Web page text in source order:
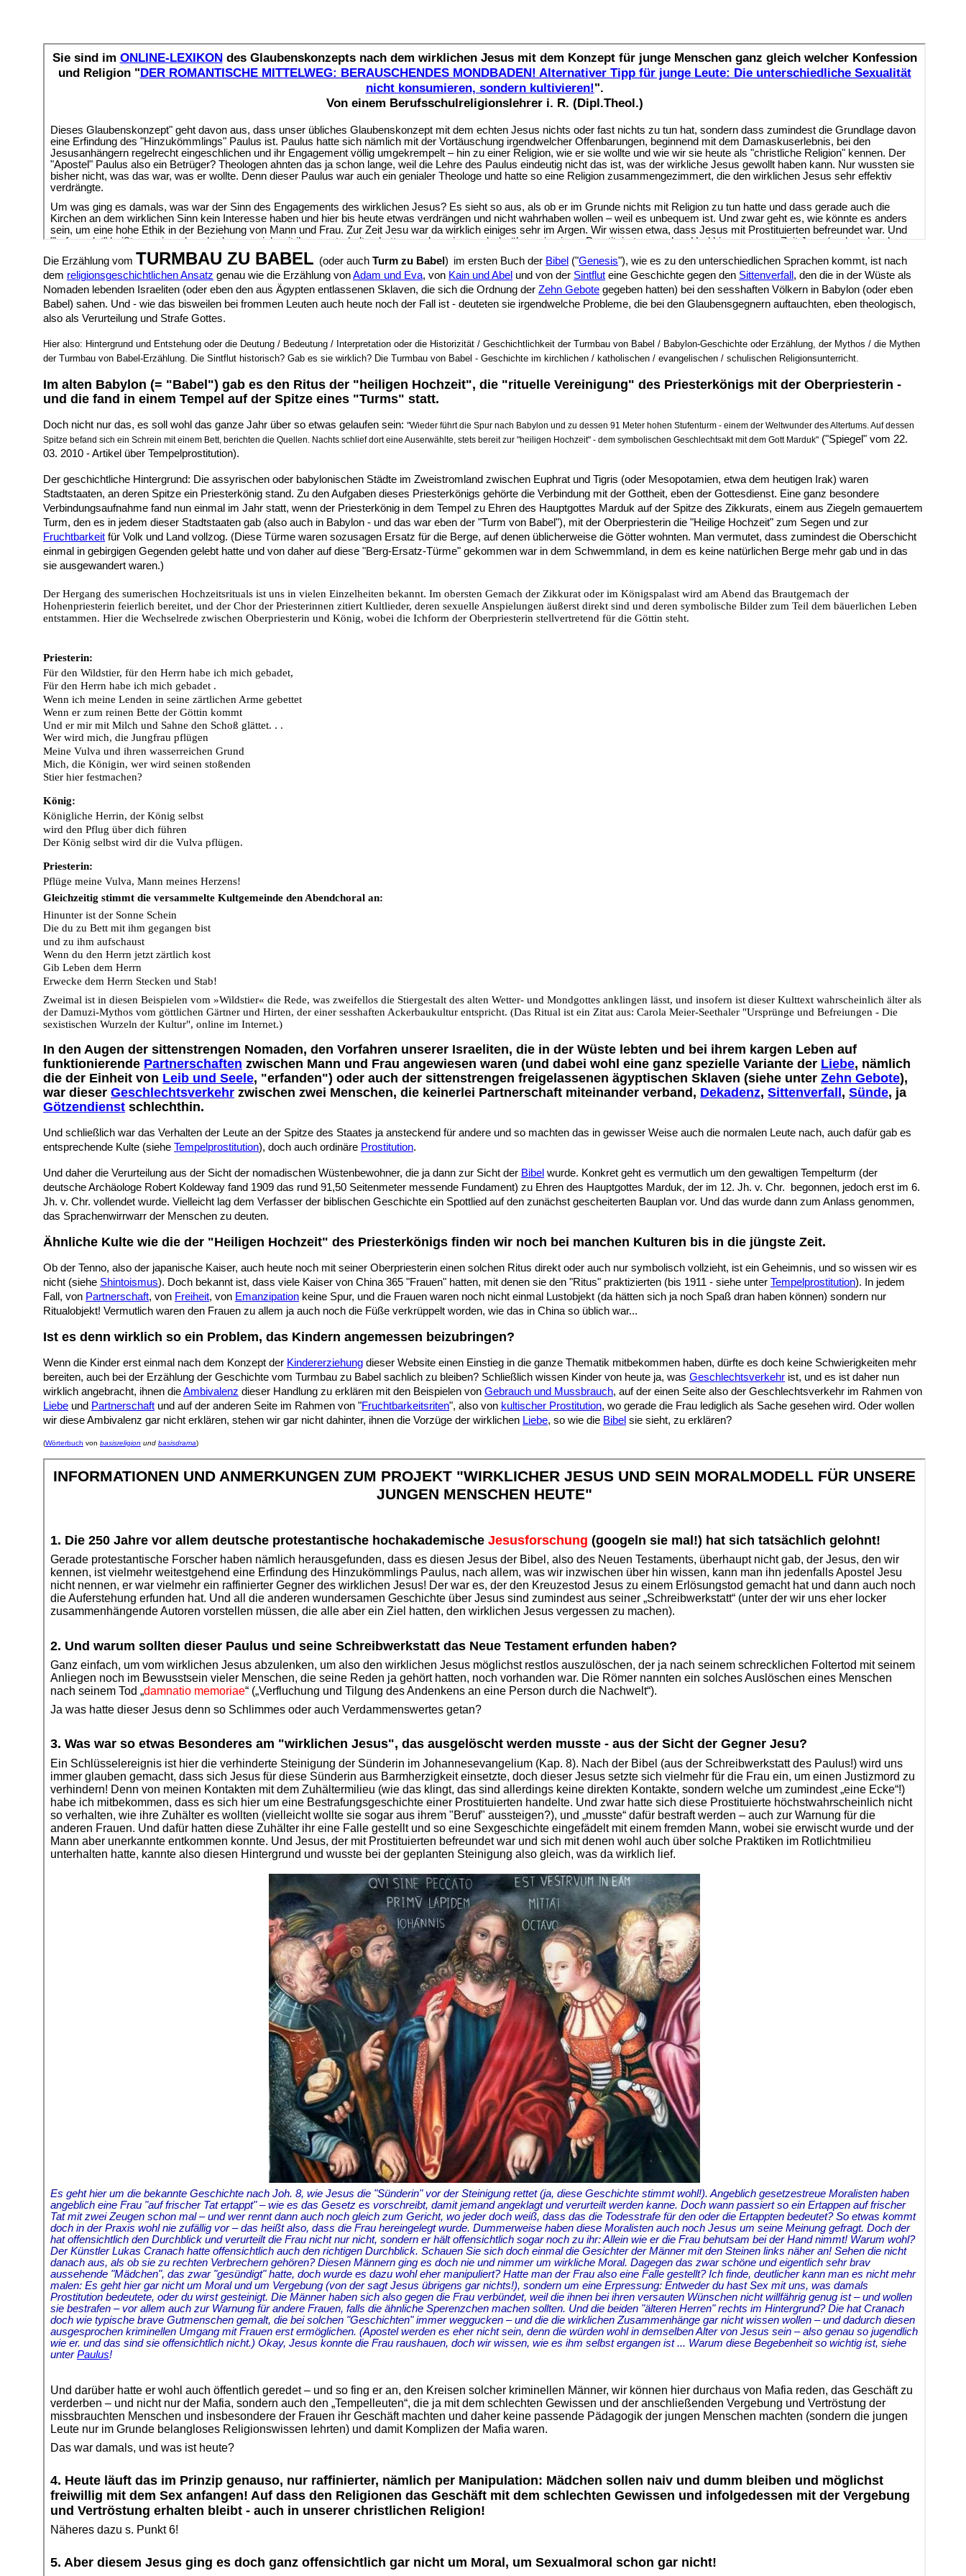
Die Erzählung vom TURMBAU ZU BABEL (oder auch Turm zu Babel ) im ersten Buch der Bibel ("Genesis"), wie es zu den unterschiedlichen Sprachen kommt, ist nach
dem religionsgeschichtlichen Ansatz genau wie die Erzählung vonAdam und Eva, von Kain und Abel und von der Sintflut eine Geschichte gegen den Sittenverfall , den die in der Wüste als
Nomaden lebenden Israeliten (oder eben den aus Ägypten entlassenen Sklaven, die sich die Ordnung der Zehn Gebote gegeben hatten) bei den sesshaften Völkern in Babylon (oder eben
Babel) sahen. Und - wie das bisweilen bei frommen Leuten auch heute noch der Fall ist - deuteten sie irgendwelche Probleme, die bei den Glaubensgegnern auftauchten, eben theologisch,
also als Verurteilung und Strafe Gottes.
Hier also: Hintergrund und Entstehung oder die Deutung / Bedeutung / Interpretation oder die Historizität / Geschichtlichkeit der Turmbau von Babel / Babylon-Geschichte oder Erzählung, der Mythos / die Mythen
der Turmbau von Babel -Erzählung. Die Sintflut historisch? Gab es sie wirklich? Die Turmbau von Babel - Geschichte im kirchlichen / katholischen / evangelischen / schulischen Religionsunterricht.
Im alten Babylon (= "Babel") gab es den Ritus der "heiligen Hochzeit", die "rituelle Vereinigung" des Priesterkönigs mit der Oberpriesterin -
und die fand in einem Tempel auf der Spitze eines "Turms" statt.
Doch nicht nur das, es soll wohl das ganze Jahr über so etwas gelaufen sein: "Wieder führt die Spur nach Babylon und zu dessen 91 Meter hohen Stufenturm - einem der Weltwunder des Altertums. Auf dessen
Spitze befand sich ein Schrein mit einem Bett, berichten die Quellen. Nachts schlief dort eine Auserwählte, stets bereit zur "heiligen Hochzeit" - dem symbolischen Geschlechtsakt mit dem Gott Marduk" ("Spiegel" vom 22.
03. 2010 - Artikel über Tempelprostitution).
Der geschichtliche Hintergrund: Die assyrischen oder babylonischen Städte im Zweistromland zwischen Euphrat und Tigris (oder Mesopotamien, etwa dem heutigen Irak) waren
Stadtstaaten, an deren Spitze ein Priesterkönig stand. Zu den Aufgaben dieses Priesterkönigs gehörte die Verbindung mit der Gottheit, eben der Gottesdienst. Eine ganz besondere
Verbindungsaufnahme fand nun einmal im Jahr statt, wenn der Priesterkönig in dem Tempel zu Ehren des Hauptgottes Marduk auf der Spitze des Zikkurats, einem aus Ziegeln gemauertem
Turm, den es in jedem dieser Stadtstaaten gab (also auch in Babylon - und das war eben der "Turm von Babel"), mit der Oberpriesterin die "Heilige Hochzeit" zum Segen und zur
Fruchtbarkeit für Volk und Land vollzog. (Diese Türme waren sozusagen Ersatz für die Berge, auf denen üblicherweise die Götter wohnten. Man vermutet, dass zumindest die Oberschicht
einmal in gebirgigen Gegenden gelebt hatte und von daher auf diese "Berg-Ersatz-Türme" gekommen war in dem Schwemmland, in dem es keine natürlichen Berge mehr gab und in das
sie ausgewandert waren.)
Der Hergang des sumerischen Hochzeitsrituals ist uns in vielen Einzelheiten bekannt. Im obersten Gemach der Zikkurat oder im Königspalast wird am Abend das Brautgemach der
Hohenpriesterin feierlich bereitet, und der Chor der Priesterinnen zitiert Kultlieder, deren sexuelle Anspielungen äußerst direkt sind und deren symbolische Bilder zum Teil dem bäuerlichen Leben
entstammen. Hier die Wechselrede zwischen Oberpriesterin und König, wobei die Ichform der Oberpriesterin stellvertretend für die Göttin steht.
Priesterin:
Für den Wildstier, für den Herrn habe ich mich gebadet,
Für den Herrn habe ich mich gebadet .
Wenn ich meine Lenden in seine zärtlichen Arme gebettet
Wenn er zum reinen Bette der Göttin kommt
Und er mir mit Milch und Sahne den Schoß glättet. . .
Wer wird mich, die Jungfrau pflügen
Meine Vulva und ihren wasserreichen Grund
Mich, die Königin, wer wird seinen stoßenden
Stier hier festmachen?
König:
Königliche Herrin, der König selbst
wird den Pflug über dich führen
Der König selbst wird dir die Vulva pflügen.
Priesterin:
Pflüge meine Vulva, Mann meines Herzens!
Gleichzeitig stimmt die versammelte Kultgemeinde den Abendchoral an:
Hinunter ist der Sonne Schein
Die du zu Bett mit ihm gegangen bist
und zu ihm aufschaust
Wenn du den Herrn jetzt zärtlich kost
Gib Leben dem Herrn
Erwecke dem Herrn Stecken und Stab!
Zweimal ist in diesen Beispielen vom »Wildstier« die Rede, was zweifellos die Stiergestalt des alten Wetter- und Mondgottes anklingen lässt, und insofern ist dieser Kulttext wahrscheinlich älter als
der Damuzi-Mythos vom göttlichen Gärtner und Hirten, der einer sesshaften Ackerbaukultur entspricht. (Das Ritual ist ein Zitat aus: Carola Meier-Seethaler "Ursprünge und Befreiungen - Die
sexistischen Wurzeln der Kultur", online im Internet.)
In den Augen der sittenstrengen Nomaden, den Vorfahren unserer Israeliten, die in der Wüste lebten und bei ihrem kargen Leben auf
funktionierende Partnerschaften zwischen Mann und Frau angewiesen waren (und dabei wohl eine ganz spezielle Variante der Liebe, nämlich
die der Einheit von Leib und Seele, "erfanden") oder auch der sittenstrengen freigelassenen ägyptischen Sklaven (siehe unter Zehn Gebote),
war dieser Geschlechtsverkehr zwischen zwei Menschen, die keinerlei Partnerschaft miteinander verband, Dekadenz, Sittenverfall , Sünde, ja
Götzendienst schlechthin.
Und schließlich war das Verhalten der Leute an der Spitze des Staates ja ansteckend für andere und so machten das in gewisser Weise auch die normalen Leute nach, auch dafür gab es
entsprechende Kulte (siehe Tempelprostitution), doch auch ordinäre Prostitution.
Und daher die Verurteilung aus der Sicht der nomadischen Wüstenbewohner, die ja dann zur Sicht der Bibel wurde. Konkret geht es vermutlich um den gewaltigen Tempelturm (der
deutsche Archäologe Robert Koldeway fand 1909 das rund 91,50 Seitenmeter messende Fundament) zu Ehren des Hauptgottes Marduk, der im 12. Jh. v. Chr.
begonnen, jedoch erst im 6.
Jh. v. Chr. vollendet wurde. Vielleicht lag dem Verfasser der biblischen Geschichte ein Spottlied auf den zunächst gescheiterten Bauplan vor. Und das wurde dann zum Anlass genommen,
das Sprachenwirrwarr der Menschen zu deuten.
Ähnliche Kulte wie die der "Heiligen Hochzeit" des Priesterkönigs finden wir noch bei manchen Kulturen bis in die jüngste Zeit.
Ob der Tenno, also der japanische Kaiser, auch heute noch mit seiner Oberpriesterin einen solchen Ritus direkt oder auch nur symbolisch vollzieht, ist ein Geheimnis, und so wissen wir es
nicht (siehe Shintoismus). Doch bekannt ist, dass viele Kaiser von China 365 "Frauen" hatten, mit denen sie den "Ritus" praktizierten (bis 1911 - siehe unter Tempelprostitution). In jedem
Fall, von Partnerschaft, von Freiheit, von Emanzipation keine Spur, und die Frauen waren noch nicht einmal Lustobjekt (da hätten sich ja noch Spaß dran haben können) sondern nur
Ritualobjekt! Vermutlich waren den Frauen zu allem ja auch noch die Füße verkrüppelt worden, wie das in China so üblich war...
Ist es denn wirklich so ein Problem, das Kindern angemessen beizubringen?
Wenn die Kinder erst einmal nach dem Konzept der Kindererziehung dieser Website einen Einstieg in die ganze Thematik mitbekommen haben, dürfte es doch keine Schwierigkeiten mehr
bereiten, auch bei der Erzählung der Geschichte vom Turmbau zu Babel sachlich zu bleiben? Schließlich wissen Kinder von heute ja, was Geschlechtsverkehr ist, und es ist daher nun
wirklich angebracht, ihnen dieAmbivalenz dieser Handlung zu erklären mit den Beispielen von Gebrauch und Mussbrauch, auf der einen Seite also der Geschlechtsverkehr im Rahmen von
Liebe und Partnerschaft und auf der anderen Seite im Rahmen von "Fruchtbarkeitsriten", also von kultischer Prostitution, wo gerade die Frau lediglich als Sache gesehen wird. Oder wollen
wir diese Ambivalenz gar nicht erklären, stehen wir gar nicht dahinter, ihnen die Vorzüge der wirklichen Liebe, so wie die Bibel sie sieht, zu erklären?
(Wörterbuch von basisreligion und basisdrama)